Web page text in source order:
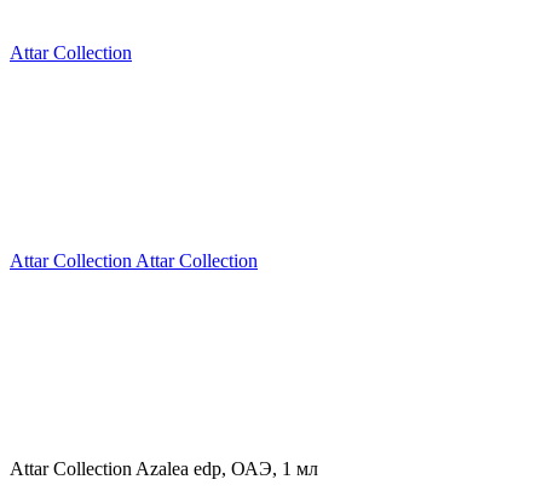
Attar Collection
Attar Collection Attar Collection
Attar Collection Azalea edp, ОАЭ, 1 мл